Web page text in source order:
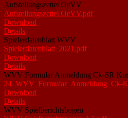
Aufstellungszettel OeVV
Aufstellungszettel OeVV.pdf
Download
Details
Spielerdatenblatt WVV
Spielerdatenblatt_2021.pdf
Download
Details
WVV Formular Anmeldung Ck-SR
24_WVV_Formular_Anmeldung_Ck-
Download
Details
WVV Spielberichtsbogen